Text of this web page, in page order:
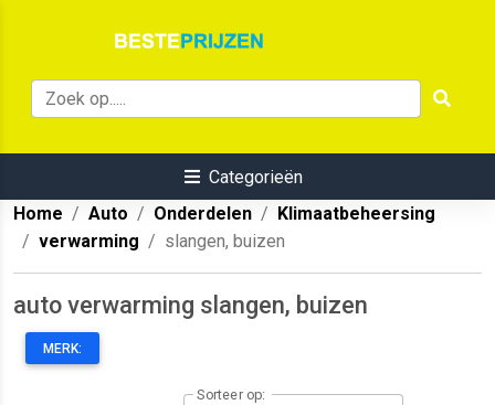
Categorieën
Home
Auto Onderdelen
Klimaatbeheersing
verwarming
slangen, buizen
auto verwarming slangen, buizen
MERK:
Sorteer op: